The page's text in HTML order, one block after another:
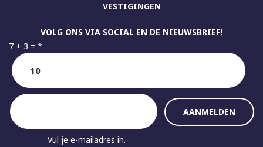
VOLG ONS VIA SOCIAL EN DE NIEUWSBRIEF!
7 + 3 = *
Vul je e-mailadres in.
VESTIGINGEN